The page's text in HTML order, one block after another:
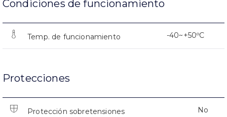
Condiciones de funcionamiento
Temp. de funcionamiento -40~+50ºC
Protecciones
Protección sobretensiones No